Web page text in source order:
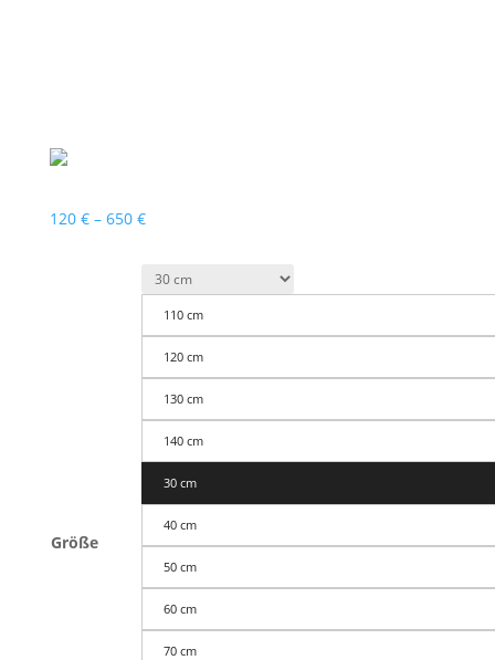
120 € – 650 €Preisspanne:
650 €
Größe
110 cm
120 cm
130 cm
140 cm
30 cm
40 cm
50 cm
60 cm
70 cm